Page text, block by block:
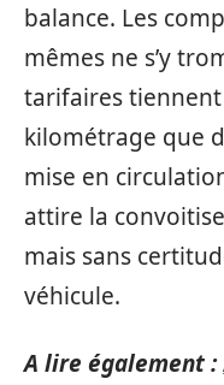
balance. Les
mêmes ne s’y
tarifaires
kilométrage que
mise en
attire la
mais sans
véhicule.
A lire également :